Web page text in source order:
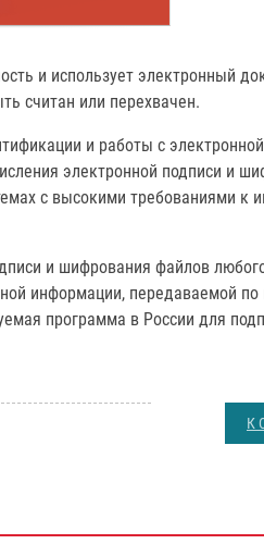
и использует электронный
считан или перехвачен.
и работы с
электронной подписи и
с высокими требованиями к
и шифрования файлов
информации, передаваемой по
программа в России для
К